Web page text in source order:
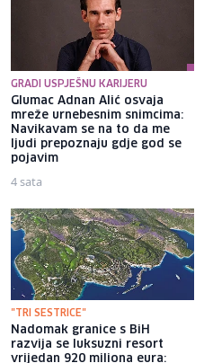
GRADI USPJEŠNU KARIJERU
Glumac Adnan Alić osvaja
mreže urnebesnim snimcima:
Navikavam se na to da me
ljudi prepoznaju gdje god se
pojavim
4 sata
"TRI SESTRICE"
Nadomak granice s BiH
razvija se luksuzni resort
vrijedan 920 miliona eura: